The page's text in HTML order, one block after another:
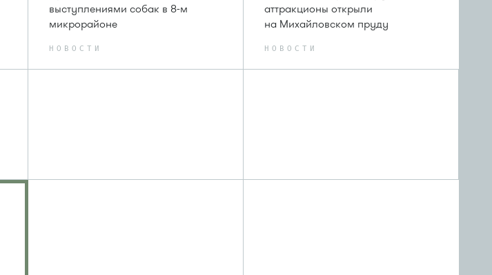
выступлениями собак в 8-м
микрорайоне
НОВОСТИ
аттракционы открыли
на Михайловском пруду
НОВОСТИ